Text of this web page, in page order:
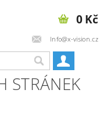
Info@x-vision.cz
0 Kč
STRÁNEK